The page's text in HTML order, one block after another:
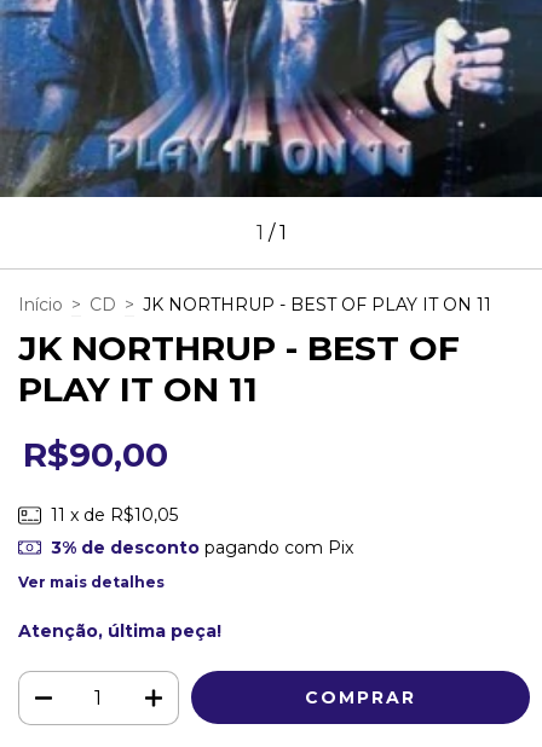
1 /1
Início > CD > JK NORTHRUP - BEST OF PLAY IT ON 11
JK NORTHRUP - BEST OF
PLAY IT ON 11
R$90,00
11 x de R$10,05
3% de descontopagando com Pix
Ver mais detalhes
Atenção, última peça!